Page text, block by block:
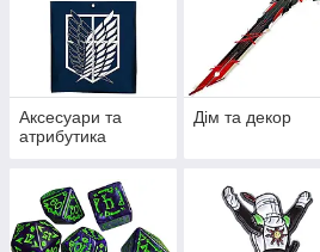
Аксесуари та
атрибутика
Дім та декор